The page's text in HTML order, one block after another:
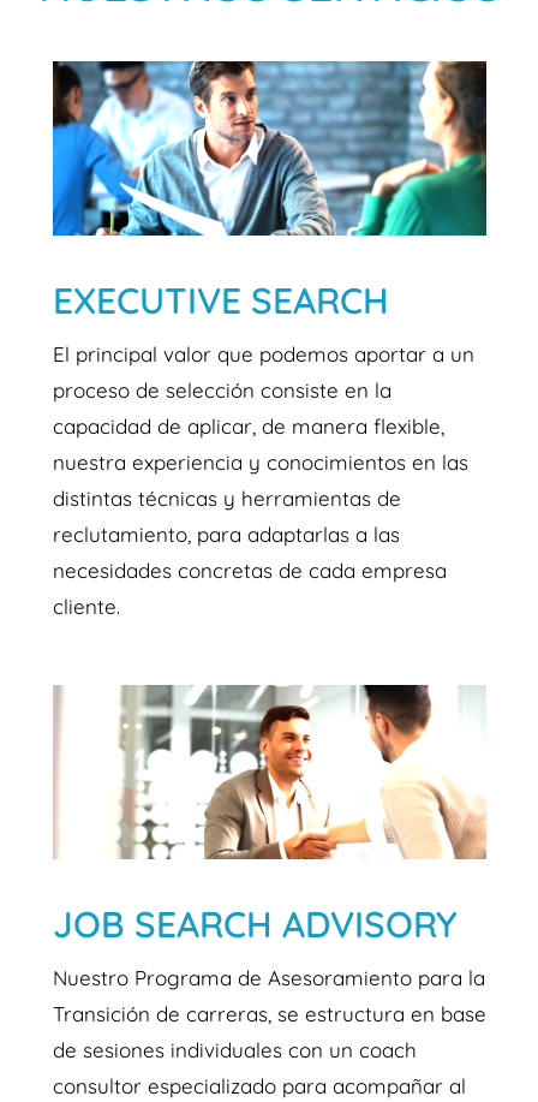
EXECUTIVE SEARCH
El principal valor que podemos aportar a un
proceso de selección consiste en la
capacidad de aplicar, de manera flexible,
nuestra experiencia y conocimientos en las
distintas técnicas y herramientas de
reclutamiento, para adaptarlas a las
necesidades concretas de cada empresa
cliente.
JOB SEARCH ADVISORY
Nuestro Programa de Asesoramiento para la
Transición de carreras, se estructura en base
de sesiones individuales con un coach
consultor especializado para acompañar al